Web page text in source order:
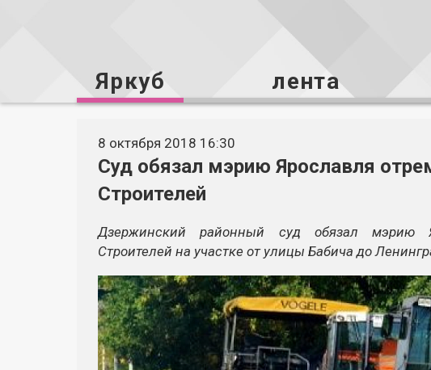
Яркуб лента
8 октября 2018 16:30
Суд обязал мэрию Ярославля
Строителей
Дзержинский районный суд обязал мэрию
Строителей на участке от улицы Бабича до